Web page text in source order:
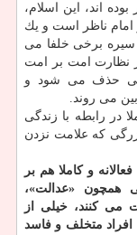
اند، این اسلام،
ناظر است و یك
برخی خلفا می
نظارت امت بر امت
حذف می شود و
می روند.
رابطه با زندگی
كه علامت نزدن
و كاملا هم بر
همچون «عدالت»،
می كنند، خیلی از
افراد متخلف و فاسد